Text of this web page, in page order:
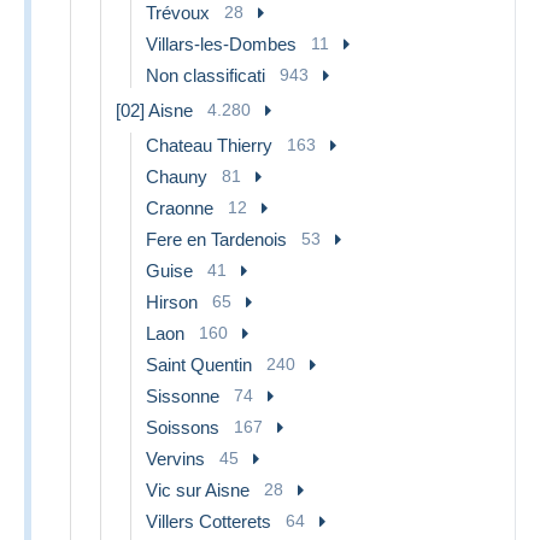
Trévoux 28
Villars-les-Dombes 11
Non classificati 943
[02] Aisne 4.280
Chateau Thierry 163
Chauny 81
Craonne 12
Fere en Tardenois 53
Guise 41
Hirson 65
Laon 160
Saint Quentin 240
Sissonne 74
Soissons 167
Vervins 45
Vic sur Aisne 28
Villers Cotterets 64